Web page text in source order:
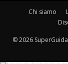
Chi siamo
© 2026